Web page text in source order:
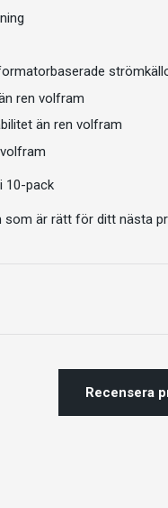
ren volfram
än ren volfram
10-pack
som är rätt för ditt nästa
Recensera